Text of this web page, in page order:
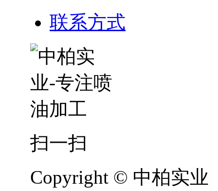
联系方式
扫一扫
Copyright © 中柏实